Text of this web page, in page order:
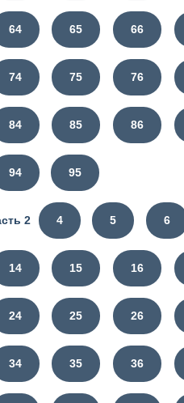
64 65 66
74 75 76
84 85 86
94 95
2 4 5 6
14 15 16
24 25 26
34 35 36